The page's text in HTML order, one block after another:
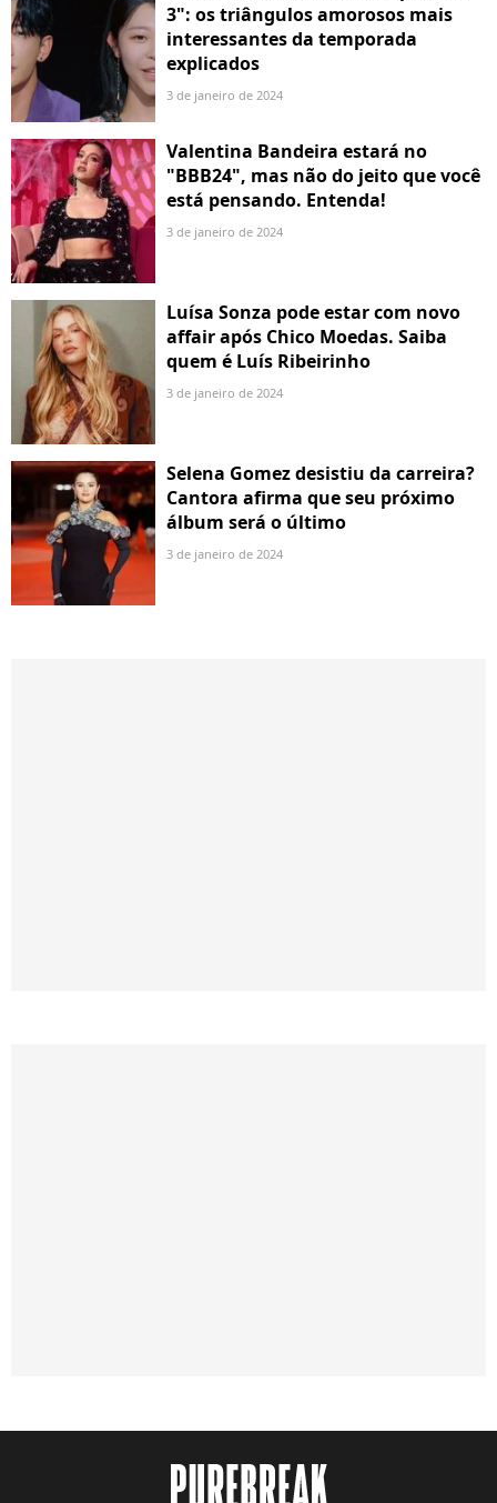
3": os triângulos amorosos mais
interessantes da temporada
explicados
3 de janeiro de 2024
Valentina Bandeira estará no
"BBB24", mas não do jeito que você
está pensando. Entenda!
3 de janeiro de 2024
Luísa Sonza pode estar com novo
affair após Chico Moedas. Saiba
quem é Luís Ribeirinho
3 de janeiro de 2024
Selena Gomez desistiu da carreira?
Cantora afirma que seu próximo
álbum será o último
3 de janeiro de 2024